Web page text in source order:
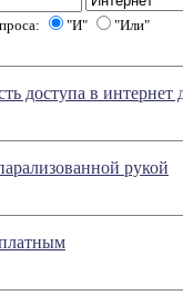
"И" "Или"
доступа в интернет
рукой